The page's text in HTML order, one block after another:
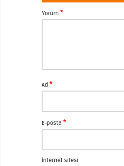
Yorum *
Ad *
E-posta *
İnternet sitesi